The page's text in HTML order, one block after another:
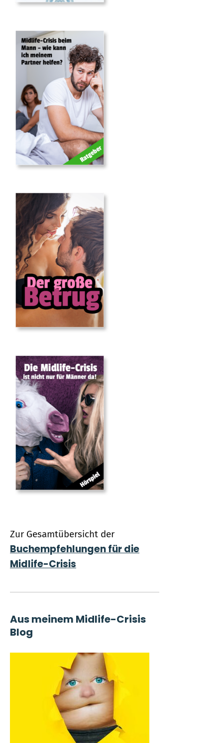
Zur Gesamtübersicht der
Buchempfehlungen für die
Midlife-Crisis
Aus meinem Midlife-Crisis
Blog